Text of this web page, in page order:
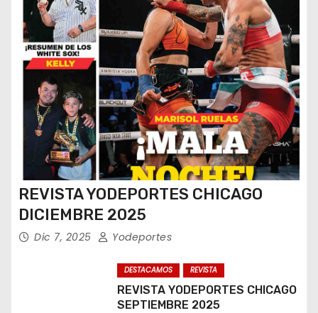
REVISTA YODEPORTES CHICAGO
DICIEMBRE 2025
Dic 7, 2025 Yodeportes
DESTACAMOS REVISTA
REVISTA YODEPORTES CHICAGO
SEPTIEMBRE 2025